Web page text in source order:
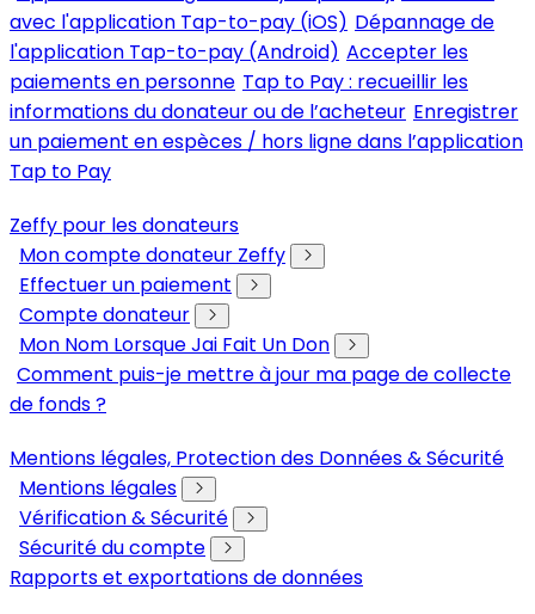
avec l'application Tap-to-pay (iOS) Dépannage de
l'application Tap-to-pay (Android) Accepter les
paiements en personne Tap to Pay : recueillir les
informations du donateur ou de l’acheteur Enregistrer
un paiement en espèces / hors ligne dans l’application
Tap to Pay
Zeffy pour les donateurs
Mon compte donateur Zeffy
Effectuer un paiement
Compte donateur
Mon Nom Lorsque Jai Fait Un Don
Comment puis-je mettre à jour ma page de collecte
de fonds ?
Mentions légales, Protection des Données & Sécurité
Mentions légales
Vérification & Sécurité
Sécurité du compte
Rapports et exportations de données